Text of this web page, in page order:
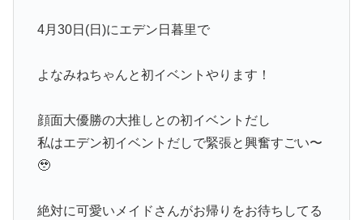
4月30日(日)にエデン日暮里で
よなみねちゃんと初イベントやります！
顔面大優勝の大推しとの初イベントだし
私はエデン初イベントだしで緊張と興奮すごい〜
🥹
絶対に可愛いメイドさんがお帰りをお待ちしてる